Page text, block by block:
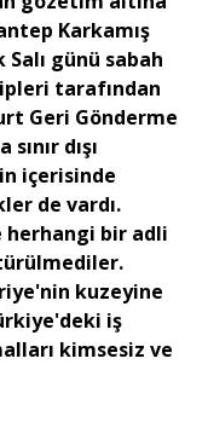
Karkamış
Salı günü sabah
tarafından
Geri Gönderme
dışı
içerisinde
de vardı.
herhangi bir adli
kuzeyine
iş
kimsesiz ve